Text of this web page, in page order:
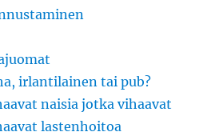
irlantilainen tai pub?
naisia jotka vihaavat
lastenhoitoa